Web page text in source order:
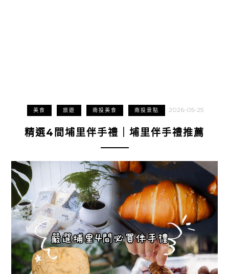
美食 旅遊 南投美食 南投景點 2026-05-25
精選4間埔里伴手禮｜埔里伴手禮推薦